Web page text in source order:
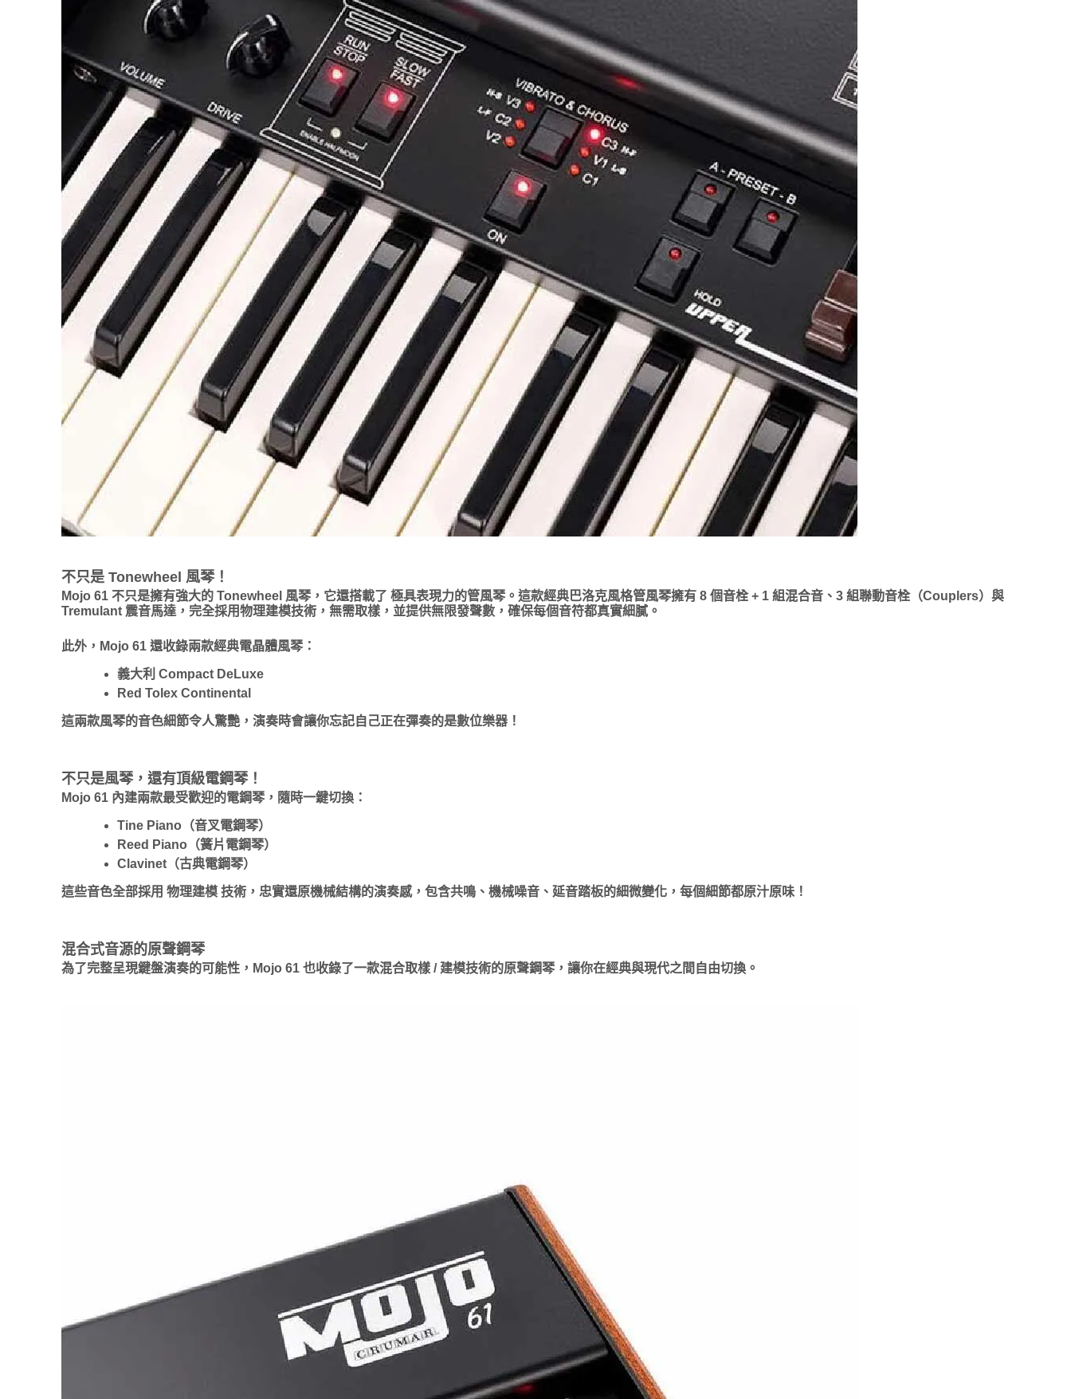
不只是 Tonewheel 風琴！
Mojo 61 不只是擁有強大的 Tonewheel 風琴，它還搭載了 極具表現力的管風琴。這款經典巴洛克風格管風琴擁有 8 個音栓 + 1 組混合音、3 組聯動音栓（Couplers）與
Tremulant 震音馬達，完全採用物理建模技術，無需取樣，並提供無限發聲數，確保每個音符都真實細膩。
此外，Mojo 61 還收錄兩款經典電晶體風琴：
義大利 Compact DeLuxe
Red Tolex Continental
這兩款風琴的音色細節令人驚艷，演奏時會讓你忘記自己正在彈奏的是數位樂器！
不只是風琴，還有頂級電鋼琴！
Mojo 61 內建兩款最受歡迎的電鋼琴，隨時一鍵切換：
Tine Piano（音叉電鋼琴）
Reed Piano（簧片電鋼琴）
Clavinet（古典電鋼琴）
這些音色全部採用 物理建模 技術，忠實還原機械結構的演奏感，包含共鳴、機械噪音、延音踏板的細微變化，每個細節都原汁原味！
混合式音源的原聲鋼琴
為了完整呈現鍵盤演奏的可能性，Mojo 61 也收錄了一款混合取樣 / 建模技術的原聲鋼琴，讓你在經典與現代之間自由切換。